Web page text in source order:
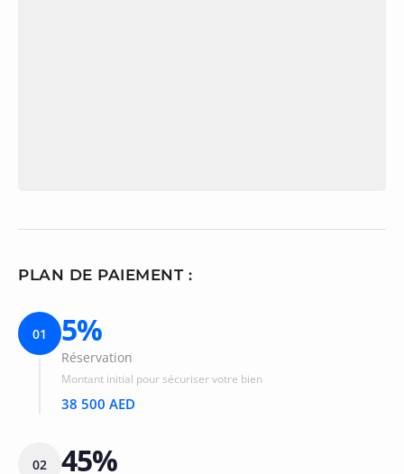
PLAN DE PAIEMENT :
01 5%
Réservation
Montant initial pour sécuriser votre bien
38 500 AED
02 45%